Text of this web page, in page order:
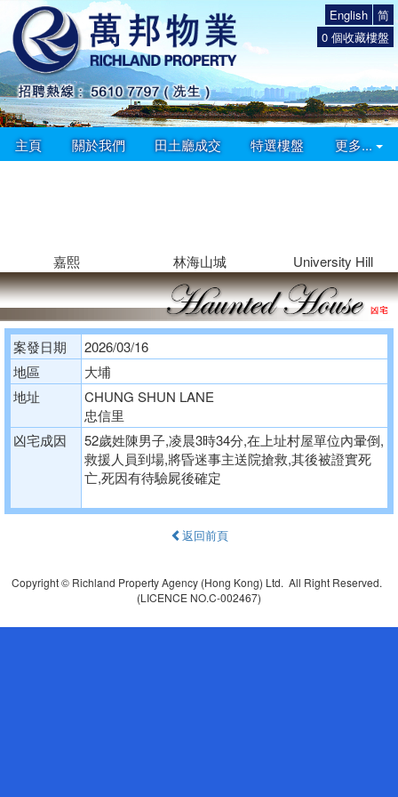
简
English
0 個收藏樓盤
主頁 關於我們 田土廳成交 特選樓盤 更多...
嘉熙 林海山城 University Hill
案發日期
2026/03/16
地區
大埔
地址
CHUNG SHUN LANE
忠信里
凶宅成因
52歲姓陳男子,凌晨3時34分,在上址村屋單位內暈倒,
救援人員到場,將昏迷事主送院搶救,其後被證實死
亡,死因有待驗屍後確定
返回前頁
Copyright © Richland Property Agency (Hong Kong) Ltd. All Right Reserved.
(LICENCE NO.C-002467)